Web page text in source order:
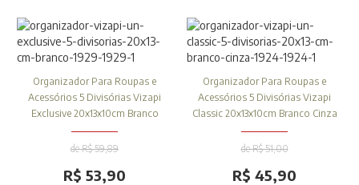
Organizador Para Roupas e
Acessórios 5 Divisórias Vizapi
Exclusive 20x13x10cm Branco
de R$ 59,89
R$ 53,90
Organizador Para Roupas e
Acessórios 5 Divisórias Vizapi
Classic 20x13x10cm Branco Cinza
de R$ 51,00
R$ 45,90